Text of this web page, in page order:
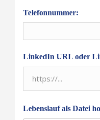
Telefonnummer:
LinkedIn URL oder
Lebenslauf als Datei